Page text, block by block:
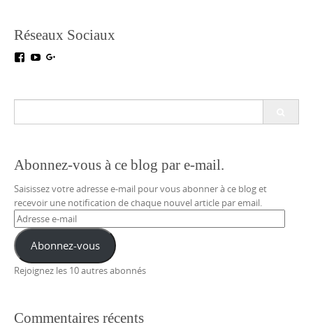
Réseaux Sociaux
Voir
testoutillage
Facebook
Voir
UC5crr0I4Ey688Hu1IMBwWRA
YouTube
+Test-
sur
Abonnez-vous à ce blog par e-mail.
Saisissez votre adresse e-mail pour vous abonner à ce blog et
recevoir une notification de chaque nouvel article par email.
Adresse
e-
mail Abonnez-vous
Rejoignez les 10 autres abonnés
Commentaires récents